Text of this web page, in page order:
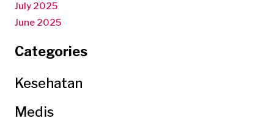
July 2025
June 2025
Categories
Kesehatan
Medis